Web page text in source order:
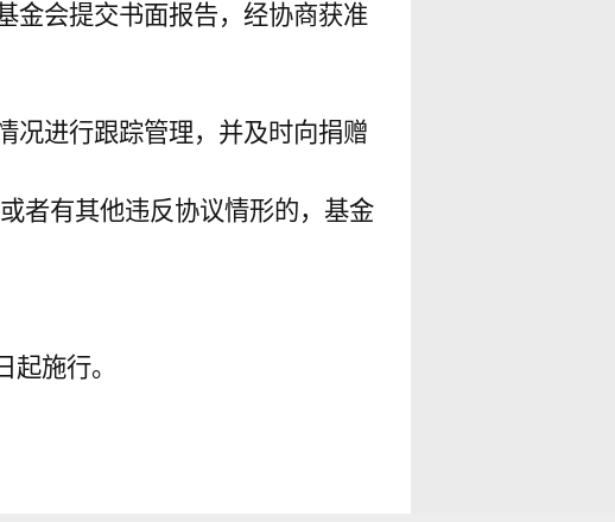
金会提交书面报告，经协商获准
况进行跟踪管理，并及时向捐赠
者有其他违反协议情形的，基金
施行。